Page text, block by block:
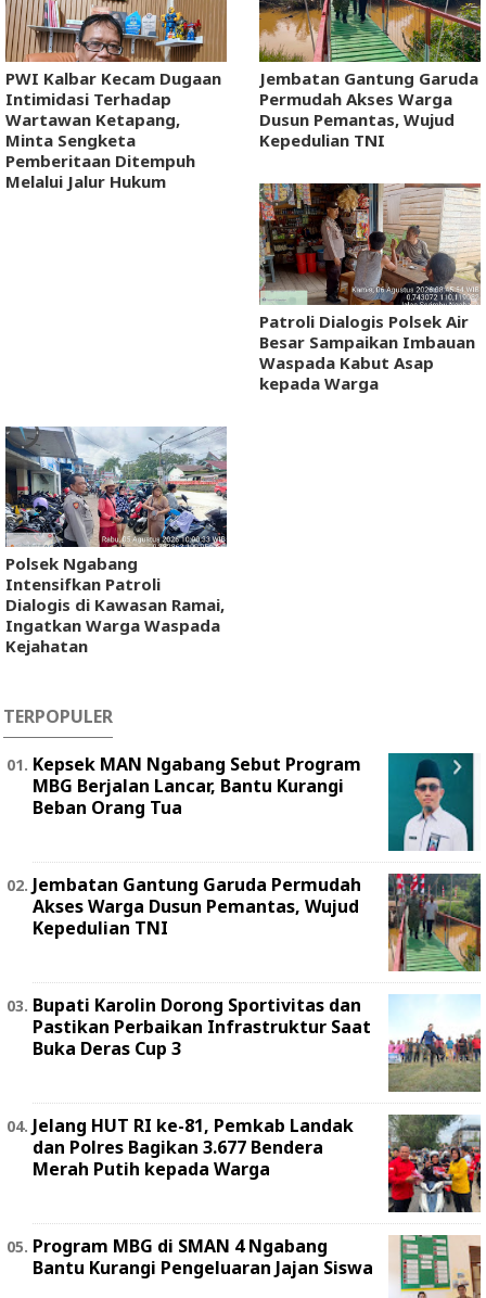
PWI Kalbar Kecam Dugaan
Intimidasi Terhadap
Wartawan Ketapang,
Minta Sengketa
Pemberitaan Ditempuh
Melalui Jalur Hukum
Jembatan Gantung Garuda
Permudah Akses Warga
Dusun Pemantas, Wujud
Kepedulian TNI
Patroli Dialogis Polsek Air
Besar Sampaikan Imbauan
Waspada Kabut Asap
kepada Warga
Polsek Ngabang
Intensifkan Patroli
Dialogis di Kawasan Ramai,
Ingatkan Warga Waspada
Kejahatan
TERPOPULER
Kepsek MAN Ngabang Sebut Program
MBG Berjalan Lancar, Bantu Kurangi
Beban Orang Tua
Jembatan Gantung Garuda Permudah
Akses Warga Dusun Pemantas, Wujud
Kepedulian TNI
Bupati Karolin Dorong Sportivitas dan
Pastikan Perbaikan Infrastruktur Saat
Buka Deras Cup 3
Jelang HUT RI ke-81, Pemkab Landak
dan Polres Bagikan 3.677 Bendera
Merah Putih kepada Warga
Program MBG di SMAN 4 Ngabang
Bantu Kurangi Pengeluaran Jajan Siswa